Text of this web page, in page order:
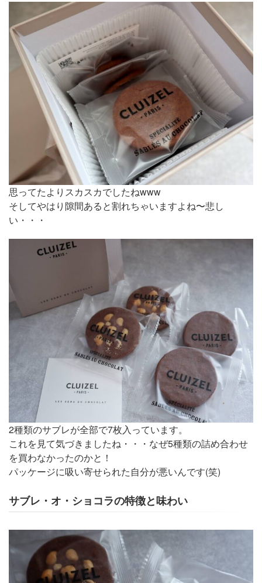
思ってたよりスカスカでしたねwww
そしてやはり隙間あると割れちゃいますよね〜悲し
い・・・
2種類のサブレが全部で7枚入っています。
これを見て気づきましたね・・・なぜ5種類の詰め合わせ
を買わなかったのかと！
パッケージに吸い寄せられた自分が悪いんです(笑)
サブレ・オ・ショコラの特徴と味わい